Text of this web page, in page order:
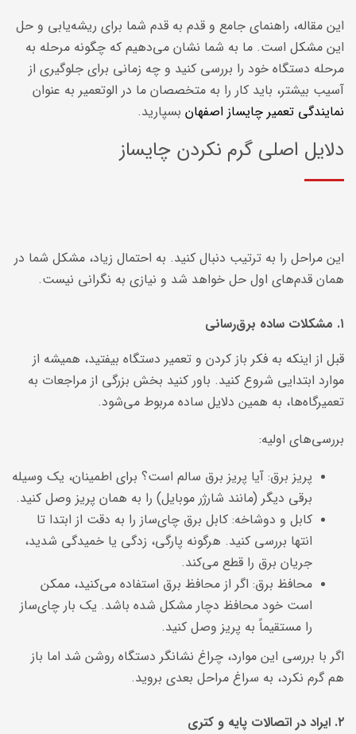
این مقاله، راهنمای جامع و قدم به قدم شما برای ریشه‌یابی و حل
این مشکل است. ما به شما نشان می‌دهیم که چگونه مرحله به
مرحله دستگاه خود را بررسی کنید و چه زمانی برای جلوگیری از
آسیب بیشتر، باید کار را به متخصصان ما در الوتعمیر به عنوان
نمایندگی تعمیر چایساز اصفهان بسپارید.
دلایل اصلی گرم نکردن چایساز
این مراحل را به ترتیب دنبال کنید. به احتمال زیاد، مشکل شما در
همان قدم‌های اول حل خواهد شد و نیازی به نگرانی نیست.
۱. مشکلات ساده برق‌رسانی
قبل از اینکه به فکر باز کردن و تعمیر دستگاه بیفتید، همیشه از
موارد ابتدایی شروع کنید. باور کنید بخش بزرگی از مراجعات به
تعمیرگاه‌ها، به همین دلایل ساده مربوط می‌شود.
بررسی‌های اولیه:
پریز برق: آیا پریز برق سالم است؟ برای اطمینان، یک وسیله
برقی دیگر (مانند شارژر موبایل) را به همان پریز وصل کنید.
کابل و دوشاخه: کابل برق چای‌ساز را به دقت از ابتدا تا
انتها بررسی کنید. هرگونه پارگی، زدگی یا خمیدگی شدید،
جریان برق را قطع می‌کند.
محافظ برق: اگر از محافظ برق استفاده می‌کنید، ممکن
است خود محافظ دچار مشکل شده باشد. یک بار چای‌ساز
را مستقیماً به پریز وصل کنید.
اگر با بررسی این موارد، چراغ نشانگر دستگاه روشن شد اما باز
هم گرم نکرد، به سراغ مراحل بعدی بروید.
۲. ایراد در اتصالات پایه و کتری